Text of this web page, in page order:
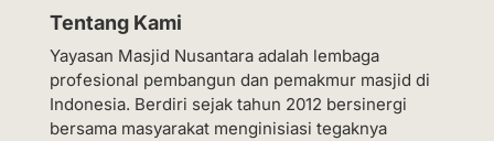
Tentang Kami
Yayasan Masjid Nusantara adalah lembaga
profesional pembangun dan pemakmur masjid di
Indonesia. Berdiri sejak tahun 2012 bersinergi
bersama masyarakat menginisiasi tegaknya